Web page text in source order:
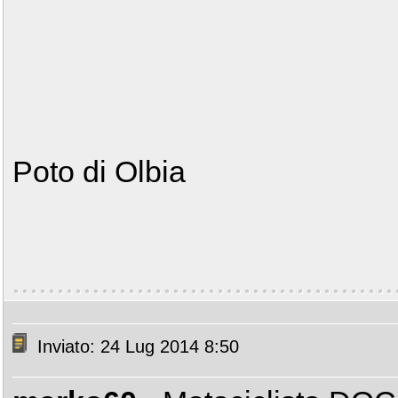
Poto di Olbia
Inviato: 24 Lug 2014 8:50